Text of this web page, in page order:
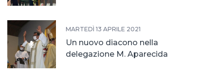
MARTEDÌ 13 APRILE 2021
Un nuovo diacono nella
delegazione M. Aparecida